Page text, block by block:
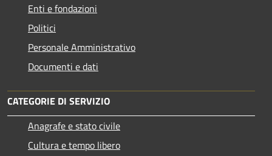
Enti e fondazioni
Politici
Personale Amministrativo
Documenti e dati
CATEGORIE DI SERVIZIO
Anagrafe e stato civile
Cultura e tempo libero